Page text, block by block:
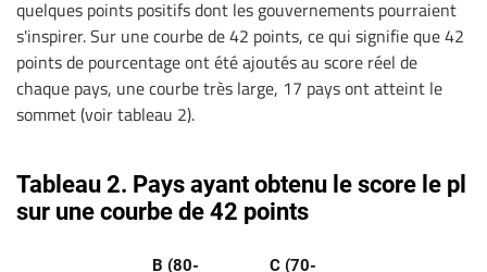
quelques points positifs dont les gouvernements pourraient
s'inspirer. Sur une courbe de 42 points, ce qui signifie que 42
points de pourcentage ont été ajoutés au score réel de
chaque pays, une courbe très large, 17 pays ont atteint le
sommet (voir tableau 2).